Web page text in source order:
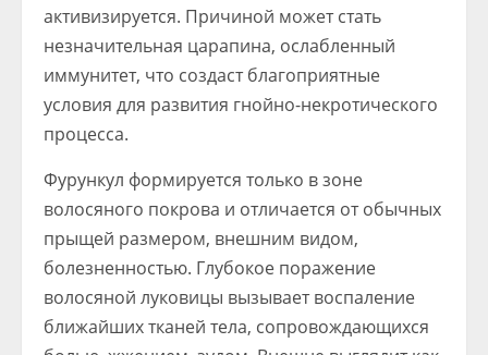
активизируется. Причиной может стать
незначительная царапина, ослабленный
иммунитет, что создаст благоприятные
условия для развития гнойно-некротического
процесса.
Фурункул формируется только в зоне
волосяного покрова и отличается от обычных
прыщей размером, внешним видом,
болезненностью. Глубокое поражение
волосяной луковицы вызывает воспаление
ближайших тканей тела, сопровождающихся